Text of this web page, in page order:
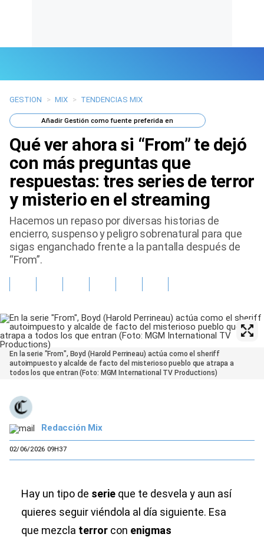
Últimas Noticias
Mi Bolsillo
Gente
Vida Laboral
Tendencias Mix
Sports
GESTION > MIX > TENDENCIAS MIX
AñadirGestión como fuente preferida en
Qué ver ahora si “From” te dejó
con más preguntas que
respuestas: tres series de terror
y misterio en el streaming
Hacemos un repaso por diversas historias de
encierro, suspenso y peligro sobrenatural para que
sigas enganchado frente a la pantalla después de
“From”.
En la serie "From", Boyd (Harold Perrineau) actúa como el sheriff
autoimpuesto y alcalde de facto del misterioso pueblo que atrapa a
todos los que entran (Foto: MGM International TV Productions)
Redacción Mix
02/06/2026 09H37
Hay un tipo de serie que te desvela y aun así
quieres seguir viéndola al día siguiente. Esa
que mezcla terror con enigmas